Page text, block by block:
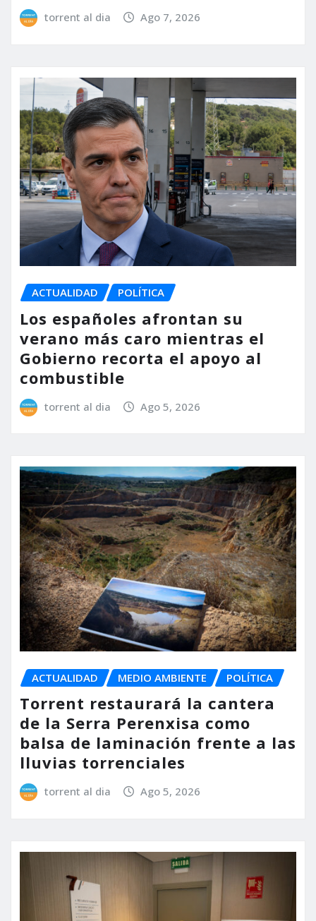
torrent al dia Ago 7, 2026
ACTUALIDAD POLÍTICA
Los españoles afrontan su
verano más caro mientras el
Gobierno recorta el apoyo al
combustible
torrent al dia Ago 5, 2026
ACTUALIDAD MEDIO AMBIENTE POLÍTICA
Torrent restaurará la cantera
de la Serra Perenxisa como
balsa de laminación frente a las
lluvias torrenciales
torrent al dia Ago 5, 2026